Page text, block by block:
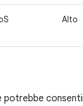
Alto
potrebbe